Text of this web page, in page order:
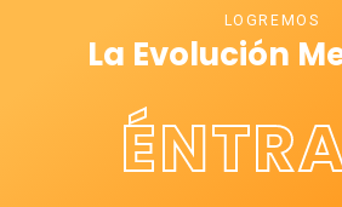
LOGREMOS
La Evolución